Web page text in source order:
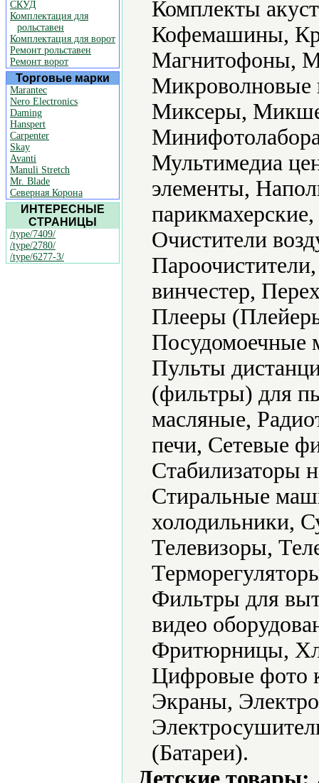
СКУД
Комплектация для
рольставен
Комплектация для ворот
Ремонт рольставен
Ремонт ворот
Торговые марки
Marantec
Nero Electronics
Daming
Hanspert
Carpenter
Skay
Avanti
Manuli Stretch
Mr. Blade
Северная Корона
ИНТЕРЕСНЫЕ
СТРАНИЦЫ
/type/7409/
/type/2780/
/type/6277-3/
Комплекты
Кофемашины,
Магнитофоны,
Миксеры,
Мультимедиа
элементы,
Очистители
винчестер,
Плееры
Посудомоечные
Пульты
(фильтры) для
масляные,
печи, Сетевые
Стабилизаторы
Стиральные
холодильники,
Телевизоры,
Фильтры для
видео
Фритюрницы,
Цифровые фото
Экраны,
(Батареи).